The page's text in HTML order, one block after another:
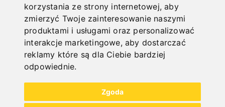
korzystania ze strony internetowej,aby
zmierzyć Twoje zainteresowanie naszymi
produktami i usługami oraz personalizować
interakcje marketingowe,aby dostarczać
reklamy które są dla Ciebie bardziej
odpowiednie.
Zgoda